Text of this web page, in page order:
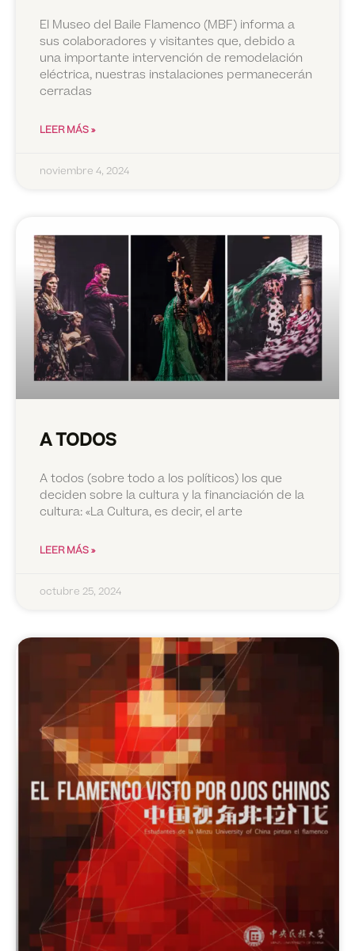
El Museo del Baile Flamenco (MBF) informa a
sus colaboradores y visitantes que, debido a
una importante intervención de remodelación
eléctrica, nuestras instalaciones permanecerán
cerradas
LEER MÁS »
noviembre 4, 2024
A TODOS
A todos (sobre todo a los políticos) los que
deciden sobre la cultura y la financiación de la
cultura: «La Cultura, es decir, el arte
LEER MÁS »
octubre 25, 2024